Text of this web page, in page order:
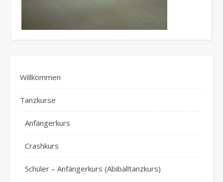
Willkommen
Tanzkurse
Anfängerkurs
Crashkurs
Schüler – Anfängerkurs (Abiballtanzkurs)